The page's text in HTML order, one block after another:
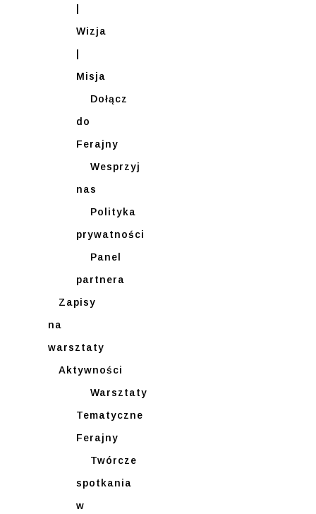
Wizja
Misja
Dołącz
do
Ferajny
Wesprzyj
nas
Polityka
prywatności
Panel
partnera
Zapisy
na
warsztaty
Aktywności
Warsztaty
Tematyczne
Ferajny
Twórcze
spotkania
w